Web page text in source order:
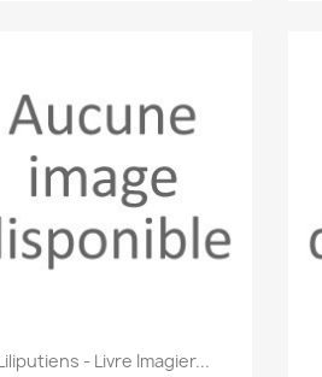
Aperçu rapide
- Livre Imagier...